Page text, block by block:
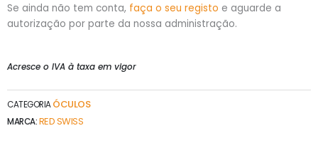
Se ainda não tem conta, faça o seu registo e aguarde a
autorização por parte da nossa administração.
Acresce o IVA à taxa em vigor
CATEGORIA ÓCULOS
MARCA:RED SWISS